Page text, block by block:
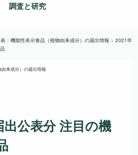
調査と研究
：機能性表示食品（植物由来成分）の届出情報 > 2021年
来成分）の届出情報
出公表分 注目の機